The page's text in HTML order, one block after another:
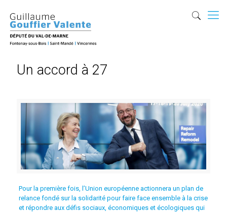
Un accord à 27
Pour la première fois, l’Union européenne actionnera un plan de
relance fondé sur la solidarité pour faire face ensemble à la crise
et répondre aux défis sociaux, économiques et écologiques qui